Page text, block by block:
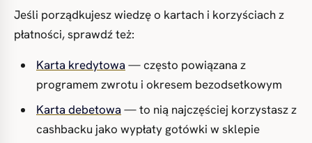
Jeśli porządkujesz wiedzę o kartach i korzyściach z
płatności, sprawdź też:
Karta kredytowa — często powiązana z
programem zwrotu i okresem bezodsetkowym
Karta debetowa — to nią najczęściej korzystasz z
cashbacku jako wypłaty gotówki w sklepie